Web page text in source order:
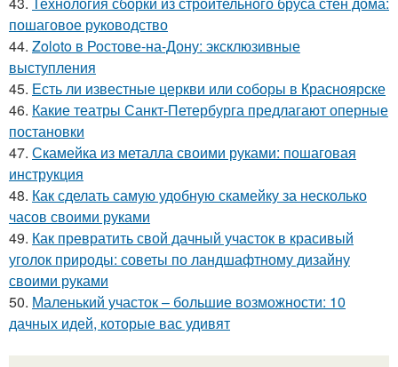
пошаговое руководство
44. Zoloto в Ростове-на-Дону: эксклюзивные
выступления
45. Есть ли известные церкви или соборы в Красноярске
46. Какие театры Санкт-Петербурга предлагают оперные
постановки
47. Скамейка из металла своими руками: пошаговая
инструкция
48. Как сделать самую удобную скамейку за несколько
часов своими руками
49. Как превратить свой дачный участок в красивый
уголок природы: советы по ландшафтному дизайну
своими руками
50. Маленький участок – большие возможности: 10
дачных идей, которые вас удивят